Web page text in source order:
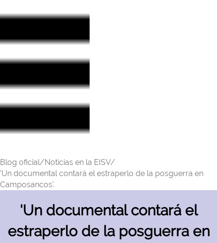
Blog oficial/Noticias en la EISV/
'Un documental contará el estraperlo de la posguerra en
Camposancos'.
'Un documental contará el
estraperlo de la posguerra en